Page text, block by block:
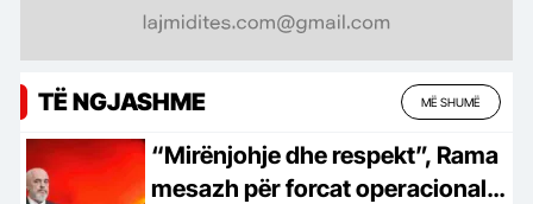
TË NGJASHME MË SHUMË
“Mirënjohje dhe respekt”, Rama
mesazh për forcat operacionale: